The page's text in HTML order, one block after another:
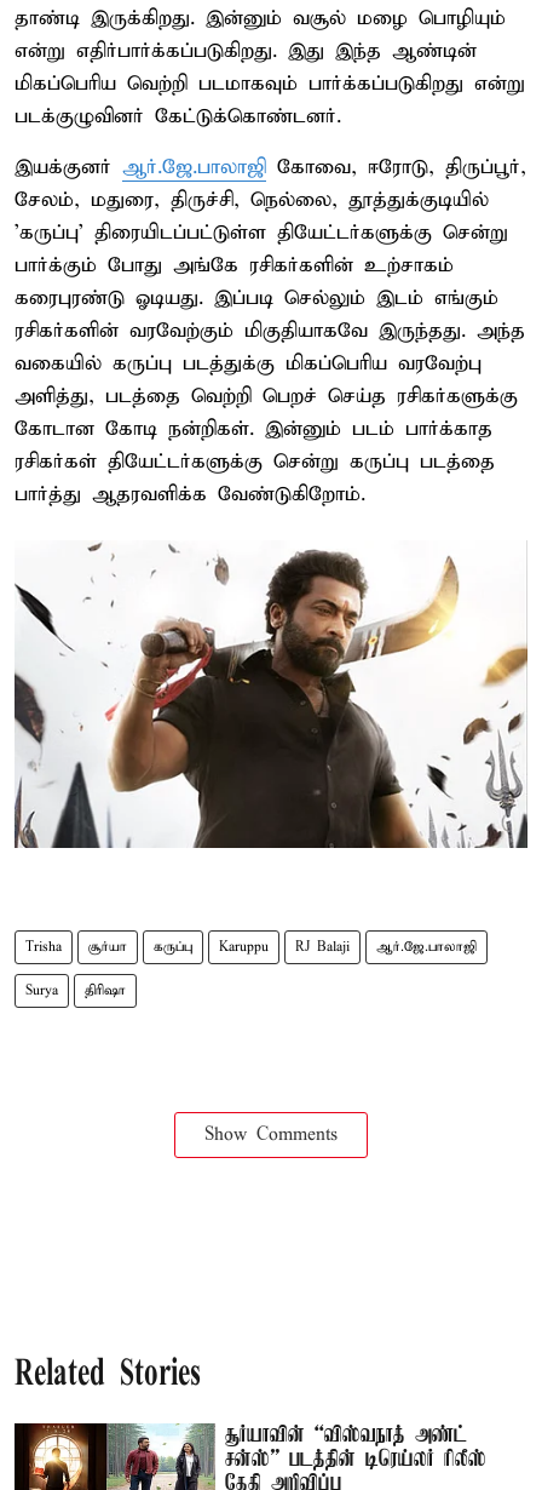
தாண்டி இருக்கிறது. இன்னும் வசூல் மழை பொழியும்
என்று எதிர்பார்க்கப்படுகிறது. இது இந்த ஆண்டின்
மிகப்பெரிய வெற்றி படமாகவும் பார்க்கப்படுகிறது என்று
படக்குழுவினர் கேட்டுக்கொண்டனர்.
இயக்குனர் ஆர்.ஜே.பாலாஜி கோவை, ஈரோடு, திருப்பூர்,
சேலம், மதுரை, திருச்சி, நெல்லை, தூத்துக்குடியில்
'கருப்பு' திரையிடப்பட்டுள்ள தியேட்டர்களுக்கு சென்று
பார்க்கும் போது அங்கே ரசிகர்களின் உற்சாகம்
கரைபுரண்டு ஓடியது. இப்படி செல்லும் இடம் எங்கும்
ரசிகர்களின் வரவேற்கும் மிகுதியாகவே இருந்தது. அந்த
வகையில் கருப்பு படத்துக்கு மிகப்பெரிய வரவேற்பு
அளித்து, படத்தை வெற்றி பெறச் செய்த ரசிகர்களுக்கு
கோடான கோடி நன்றிகள். இன்னும் படம் பார்க்காத
ரசிகர்கள் தியேட்டர்களுக்கு சென்று கருப்பு படத்தை
பார்த்து ஆதரவளிக்க வேண்டுகிறோம்.
Trisha சூர்யா கருப்பு Karuppu RJ Balaji ஆர்.ஜே.பாலாஜி
Surya திரிஷா
Show Comments
Related Stories
சூர்யாவின் “விஸ்வநாத் அண்ட்
சன்ஸ்” படத்தின் டிரெய்லர் ரிலீஸ்
தேதி அறிவிப்பு